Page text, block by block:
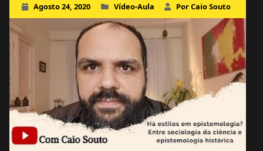
Agosto 24, 2020 Vídeo-Aula Por Caio Souto